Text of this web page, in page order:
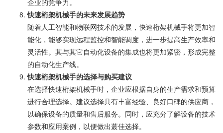
企业的竞争力。
快速桁架机械手的未来发展趋势
随着人工智能和物联网技术的发展，快速桁架机械手将更加智
能化，能够实现远程监控和智能调度，进一步提高生产效率和
灵活性。其与其它自动化设备的集成也将更加紧密，形成完整
的自动化生产线。
快速桁架机械手的选择与购买建议
在选择快速桁架机械手时，企业应根据自身的生产需求和预算
进行合理选择。建议选择具有丰富经验、良好口碑的供应商，
以确保设备的质量和售后服务。同时，应充分了解设备的技术
参数和应用案例，以便做出蕞佳选择。